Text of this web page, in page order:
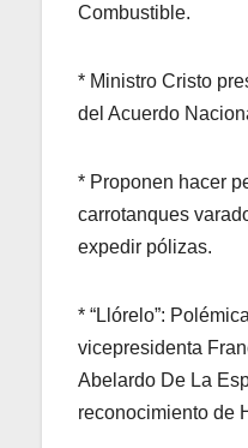
Combustible.
* Ministro Cristo
del Acuerdo
* Proponen hacer
carrotanques
expedir pólizas.
* “Llórelo”:
vicepresidenta
Abelardo De La
reconocimiento de